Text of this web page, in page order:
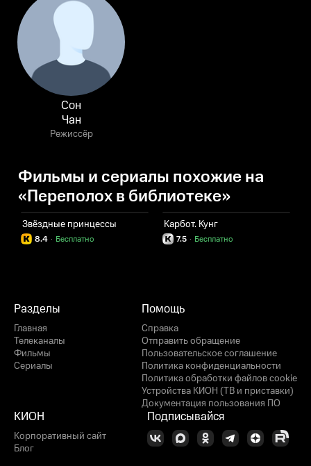
Сон
Чан
Режиссёр
Фильмы и сериалы похожие на
«Переполох в библиотеке»
Звёздные принцессы
8.4 Бесплатно
·
Карбот. Кунг
7.5 Бесплатно
·
Разделы
Главная
Телеканалы
Фильмы
Сериалы
Помощь
Справка
Отправить обращение
Пользовательское соглашение
Политика конфиденциальности
Политика обработки файлов cookie
Устройства КИОН (ТВ и приставки)
Документация пользования ПО
КИОН
Корпоративный сайт
Блог
Подписывайся